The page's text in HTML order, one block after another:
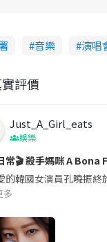
音樂 演唱
評價
Just_A_Girl_eats
娛樂
常🎬 殺手媽咪 A Bona
的韓國女演員孔曉振
多